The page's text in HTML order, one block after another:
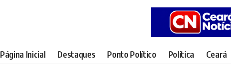
Página Inicial Destaques Ponto Político Política Ceará